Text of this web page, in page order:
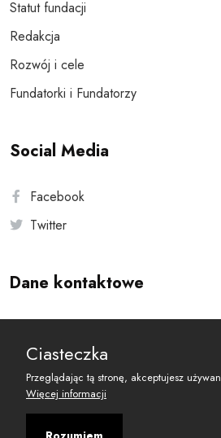
Statut fundacji
Redakcja
Rozwój i cele
Fundatorki i Fundatorzy
Social Media
Facebook
Twitter
Dane kontaktowe
reset@resetobywatelski.pl
Ciasteczka
Przeglądając tą stronę, akceptujesz
Więcej informacji